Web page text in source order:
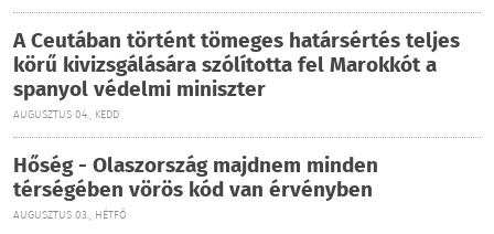
A Ceutában történt tömeges határsértés teljes
körű kivizsgálására szólította fel Marokkót a
spanyol védelmi miniszter
AUGUSZTUS 04., KEDD
Hőség - Olaszország majdnem minden
térségében vörös kód van érvényben
AUGUSZTUS 03., HÉTFŐ